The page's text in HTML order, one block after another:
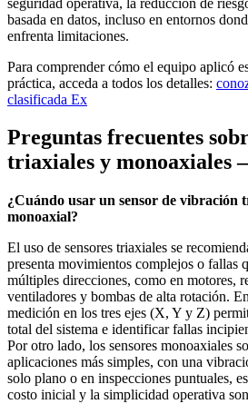
basada en datos, incluso en entornos
enfrenta limitaciones.
Para comprender cómo el equipo aplicó
práctica, acceda a todos los detalles:
clasificada Ex
Preguntas frecuentes
triaxiales y monoaxiales
¿Cuándo usar un sensor de vibración
monoaxial?
El uso de sensores triaxiales se
presenta movimientos complejos o fallas
múltiples direcciones, como en motores,
ventiladores y bombas de alta rotación.
medición en los tres ejes (X, Y y Z)
total del sistema e identificar fallas
Por otro lado, los sensores monoaxiales
aplicaciones más simples, con una
solo plano o en inspecciones puntuales,
costo inicial y la simplicidad operativa